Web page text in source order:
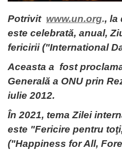
Potrivit www.un.org., la
este celebrată, anual,
fericirii ("International
Aceasta a fost
Generală a ONU prin
iulie 2012.
În 2021, tema Zilei
este "Fericire pentru
("Happiness for All,